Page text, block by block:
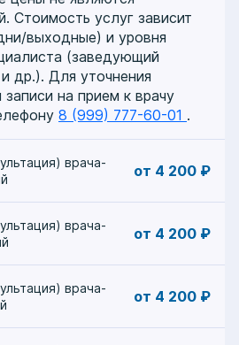
Стоимость услуг зависит
выходные) и уровня
(заведующий
др.). Для уточнения
на прием к врачу
8 (999) 777-60-01 .
врача-
от 4 200 ₽
врача-
от 4 200 ₽
врача-
от 4 200 ₽